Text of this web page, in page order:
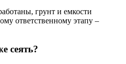
грунт и емкости
ответственному этапу –
сеять?